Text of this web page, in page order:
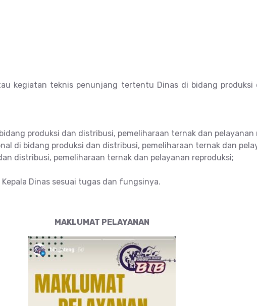
kegiatan teknis penunjang tertentu Dinas di bidang produksi
produksi dan distribusi, pemeliharaan ternak dan pelayanan
di bidang produksi dan distribusi, pemeliharaan ternak dan
distribusi, pemeliharaan ternak dan pelayanan reproduksi;
Dinas sesuai tugas dan fungsinya.
MAKLUMAT PELAYANAN